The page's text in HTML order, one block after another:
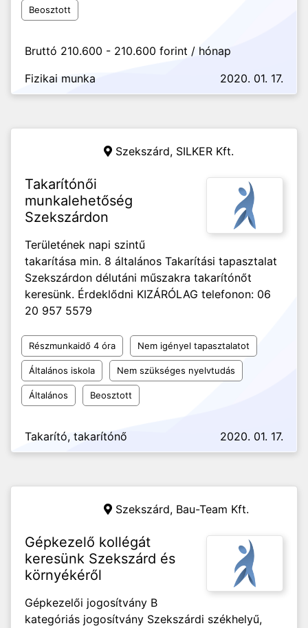
Beosztott
Bruttó 210.600 - 210.600 forint / hónap
Fizikai munka
2020. 01. 17.
Szekszárd, SILKER Kft.
Takarítónői
munkalehetőség
Szekszárdon
Területének napi szintű
takarítása min. 8 általános Takarítási tapasztalat
Szekszárdon délutáni műszakra takarítónőt
keresünk. Érdeklődni KIZÁRÓLAG telefonon: 06
20 957 5579
Részmunkaidő 4 óra Nem igényel tapasztalatot
Általános iskola Nem szükséges nyelvtudás
Általános Beosztott
Takarító, takarítónő 2020. 01. 17.
Szekszárd, Bau-Team Kft.
Gépkezelő kollégát
keresünk Szekszárd és
környékéről
Gépkezelői jogosítvány B
kategóriás jogosítvány Szekszárdi székhelyű,